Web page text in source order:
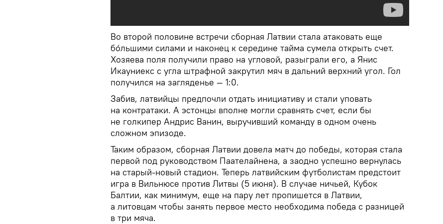
Во второй половине встречи сборная Латвии стала атаковать еще
бóльшими силами и наконец к середине тайма сумела открыть счет.
Хозяева поля получили право на угловой, разыграли его, а Янис
Икауниекс с угла штрафной закрутил мяч в дальний верхний угол. Гол
получился на загляденье — 1:0.
Забив, латвийцы предпочли отдать инициативу и стали уповать
на контратаки. А эстонцы вполне могли сравнять счет, если бы
не голкипер Андрис Ванин, выручивший команду в одном очень
сложном эпизоде.
Таким образом, сборная Латвии довела матч до победы, которая стала
первой под руководством Паателайнена, а заодно успешно вернулась
на старый-новый стадион. Теперь латвийским футболистам предстоит
игра в Вильнюсе против Литвы (5 июня). В случае ничьей, Кубок
Балтии, как минимум, еще на пару лет пропишется в Латвии,
а литовцам чтобы занять первое место необходима победа с разницей
в три мяча.